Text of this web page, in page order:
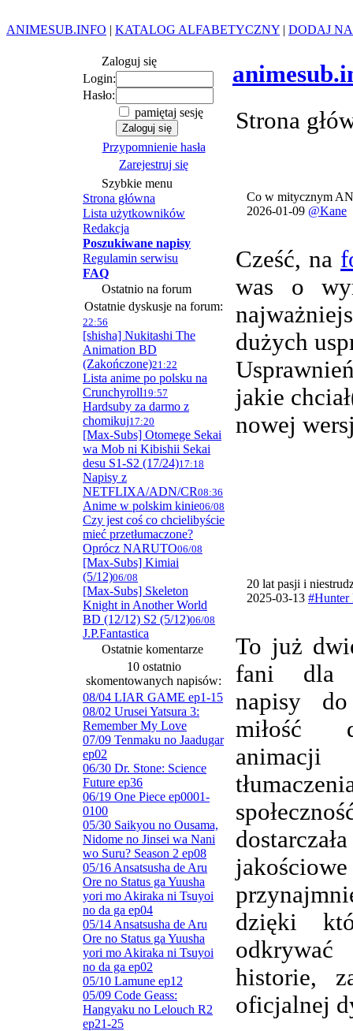
ANIMESUB.INFO | KATALOG ALFABETYCZNY | DODAJ
Zaloguj się
Login:
Hasło:
pamiętaj sesję
Przypomnienie hasła
Zarejestruj się
Szybkie menu
Strona główna
Lista użytkowników
Redakcja
Poszukiwane napisy
Regulamin serwisu
FAQ
Ostatnio na forum
Ostatnie dyskusje na forum:
22:56
[shisha] Nukitashi The
Animation BD
(Zakończone)21:22
Lista anime po polsku na
Crunchyroll19:57
Hardsuby za darmo z
chomikuj17:20
[Max-Subs] Otomege Sekai
wa Mob ni Kibishii Sekai
desu S1-S2 (17/24)17:18
Napisy z
NETFLIXA/ADN/CR08:36
Anime w polskim kinie06/08
Czy jest coś co chcielibyście
mieć przetłumaczone?
Oprócz NARUTO06/08
[Max-Subs] Kimiai
(5/12)06/08
[Max-Subs] Skeleton
Knight in Another World
BD (12/12) S2 (5/12)06/08
J.P.Fantastica
Ostatnie komentarze
10 ostatnio
skomentowanych napisów:
08/04 LIAR GAME ep1-15
08/02 Urusei Yatsura 3:
Remember My Love
07/09 Tenmaku no Jaadugar
ep02
06/30 Dr. Stone: Science
Future ep36
06/19 One Piece ep0001-
0100
05/30 Saikyou no Ousama,
Nidome no Jinsei wa Nani
wo Suru? Season 2 ep08
05/16 Ansatsusha de Aru
Ore no Status ga Yuusha
yori mo Akiraka ni Tsuyoi
no da ga ep04
05/14 Ansatsusha de Aru
Ore no Status ga Yuusha
yori mo Akiraka ni Tsuyoi
no da ga ep02
05/10 Lamune ep12
05/09 Code Geass:
Hangyaku no Lelouch R2
ep21-25
Strona
Co w mitycznym
2026-01-09 @Kane
Cześć, na
was o
dużych
jakie
nowej
20 lat pasji i
2025-03-13
To już
fani dla
napisy
miłość
dzięki
historie,
oficjalnej